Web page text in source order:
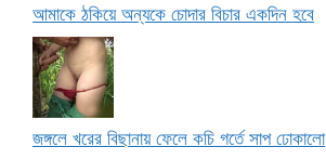
আমাকে ঠকিয়ে অন্যকে চোদার বিচার একদিন হবে
জঙ্গলে খরের বিছানায় ফেলে কচি গর্তে সাপ ঢোকালো